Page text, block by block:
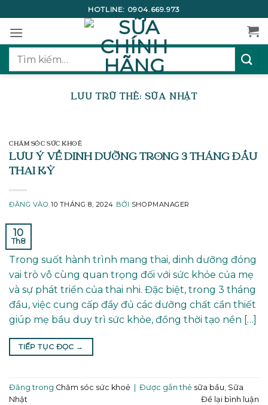
qua
nội
dung
HOTLINE: 0904.669.973
Tìm
LƯU TRỮ THẺ: SỮA NHẬT
CHĂM SÓC SỨC KHOẺ
LƯU Ý VỀ DINH DƯỠNG TRONG 3 THÁNG ĐẦU
THAI KỲ
ĐĂNG VÀO10 THÁNG 8, 2024 BỞI SHOPMANAGER
10
Th8
Trong suốt hành trình mang thai, dinh dưỡng đóng
vai trò vô cùng quan trọng đối với sức khỏe của mẹ
và sự phát triển của thai nhi. Đặc biệt, trong 3 tháng
đầu, việc cung cấp đầy đủ các dưỡng chất cần thiết
giúp mẹ bầu duy trì sức khỏe, đồng thời tạo nền […]
TIẾP TỤC ĐỌC →
Đăng trong Chăm sóc sức khoẻ Được gắn thẻ sữa bầu, Sữa
Nhật
Để lại bình luận